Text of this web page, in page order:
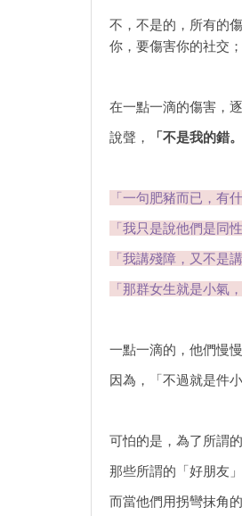
不，不是的，所有的
你，要傷害你的社交
在一點一滴的傷害，
說聲，
「不是我的錯
「一句肥豬而已，有
「我只是說他們是同
「我講殘障，又不是
「那群女生就是小氣
一點一滴的，他們慢
因為，「不過就是件
可怕的是，為了所謂
那些所謂的「好朋友
而當他們用拐彎抹角